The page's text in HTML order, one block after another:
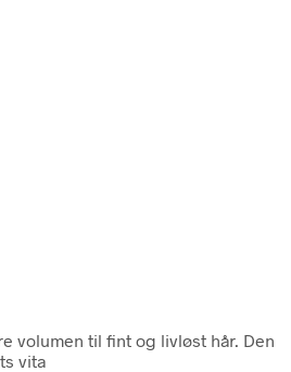
volumen til fint og livløst hår. Den
vita